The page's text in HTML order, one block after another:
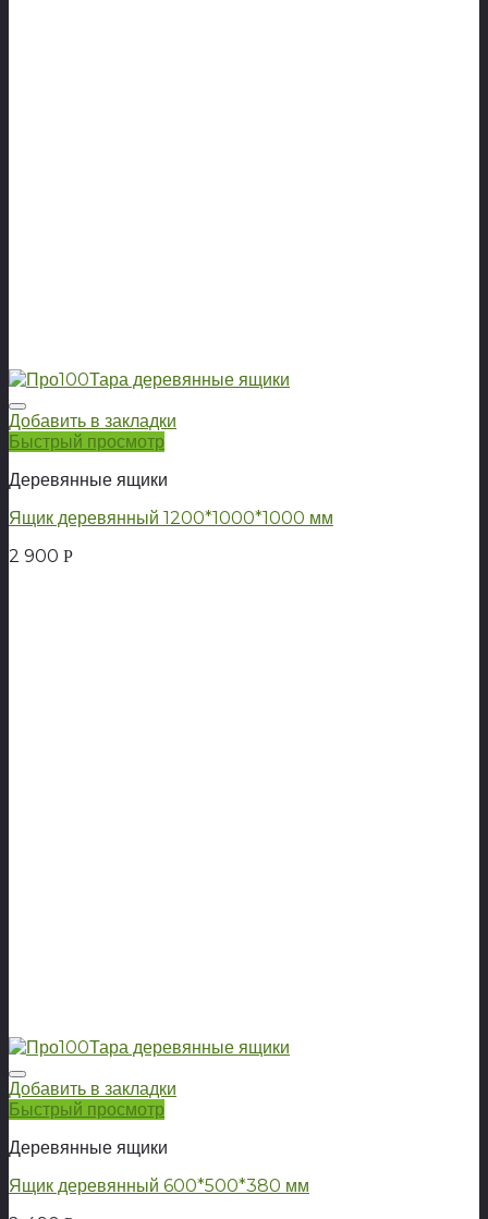
Добавить в закладки
Быстрый просмотр
Деревянные ящики
Ящик деревянный 1200*1000*1000 мм
2 900 Р
Добавить в закладки
Быстрый просмотр
Деревянные ящики
Ящик деревянный 600*500*380 мм